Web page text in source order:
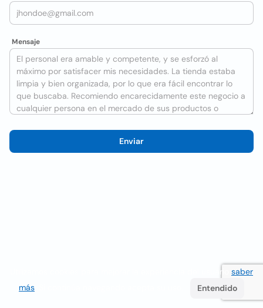
Mensaje
Enviar
Utilizamos cookies para mejorar la experiencia del usuario saber
más
Entendido